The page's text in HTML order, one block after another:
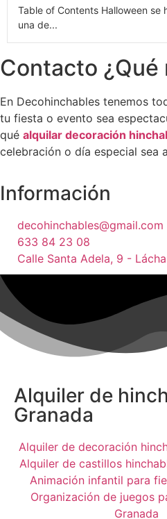
Table of Contents Halloween se
una de...
Contacto ¿Qué
En Decohinchables tenemos
tu fiesta o evento sea
qué alquilar decoración
celebración o día especial sea
Información
decohinchables@gmail.com
633 84 23 08
Calle Santa Adela, 9 -
Alquiler de
Granada
Alquiler de decoración
Alquiler de castillos
Animación infantil para
Organización de juegos
Granada